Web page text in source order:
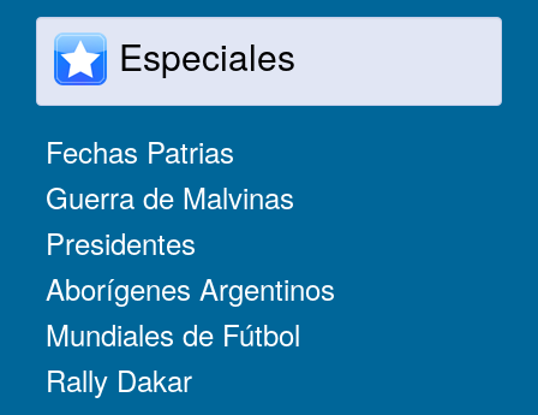
Especiales
Fechas Patrias
Guerra de Malvinas
Presidentes
Aborígenes Argentinos
Mundiales de Fútbol
Rally Dakar